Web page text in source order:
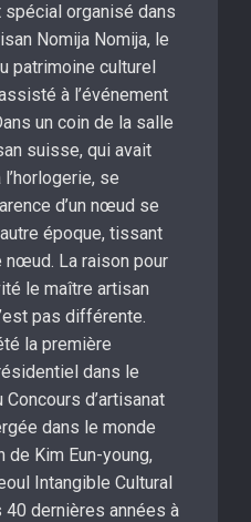
spécial organisé dans
Nomija Nomija, le
patrimoine culturel
à l’événement
un coin de la salle
suisse, qui avait
se
d’un nœud se
époque, tissant
nœud. La raison pour
le maître artisan
pas différente.
la première
dans le
d’artisanat
dans le monde
Kim Eun-young,
Intangible Cultural
dernières années à